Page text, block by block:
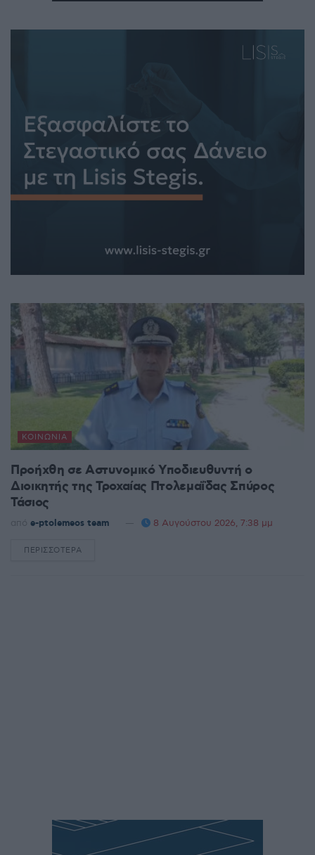
ΚΟΙΝΩΝΊΑ
Προήχθη σε Αστυνομικό Υποδιευθυντή ο
Διοικητής της Τροχαίας Πτολεμαΐδας Σπύρος
Τάσιος
από e-ptolemeos team 8 Αυγούστου 2026, 7:38 μμ
ΠΕΡΙΣΣΌΤΕΡΑ